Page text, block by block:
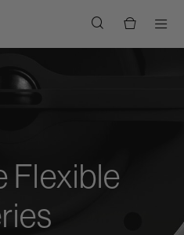
Flexible